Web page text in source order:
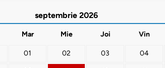
septembrie 2026
Mar Mie Joi Vin
01 02 03 04